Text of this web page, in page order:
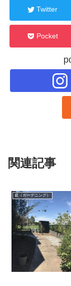
Twitter
Pocket
関連記事
庭（ガーデニング）